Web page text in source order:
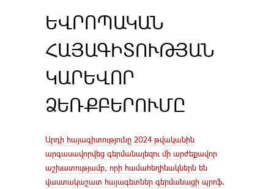
ԵՎՐՈՊԱԿԱՆ
ՀԱՅԱԳԻՏՈՒԹՅԱՆ
ԿԱՐԵՎՈՐ
ՁԵՌՔԲԵՐՈՒՄԸ
Արդի հայագիտությունը 2024 թվականին
արգասավորվեց գերմանալեզու մի արժեքավոր
աշխատությամբ, որի համահեղինակներն են
վաստակաշատ հայագետներ գերմանացի պրոֆ․